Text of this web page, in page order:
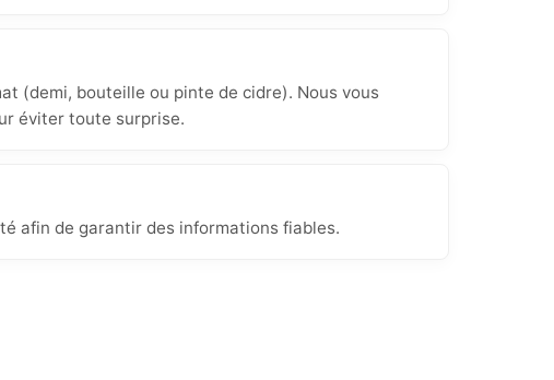
(demi, bouteille ou pinte de cidre). Nous vous
éviter toute surprise.
afin de garantir des informations fiables.